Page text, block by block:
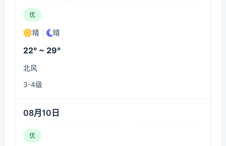
优
晴 晴
22° ~ 29°
北风
3-4级
08月10日
优